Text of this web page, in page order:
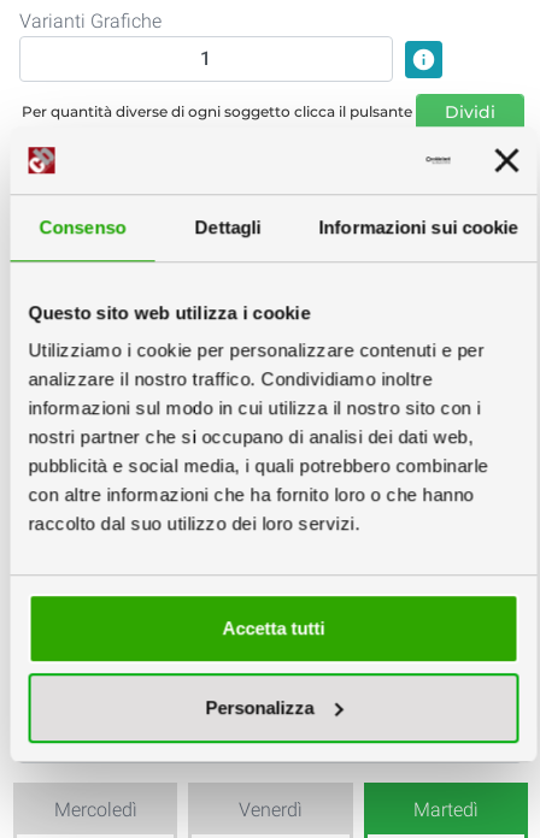
Consenso Dettagli Informazioni sui cookie
Questo sito web utilizza i cookie
Utilizziamo i cookie per personalizzare contenuti e per
analizzare il nostro traffico. Condividiamo inoltre
informazioni sul modo in cui utilizza il nostro sito con i
nostri partner che si occupano di analisi dei dati web,
pubblicità e social media, i quali potrebbero combinarle
con altre informazioni che ha fornito loro o che hanno
raccolto dal suo utilizzo dei loro servizi.
Accetta tutti
Personalizza
Varianti Grafiche
info
Per quantità diverse di ogni soggetto clicca il pulsante Dividi
Espositore:
compreso
Stampa su Banner:
Servizi Grafici
Scegli la quantità e la data
Mercoledì Venerdì Martedì